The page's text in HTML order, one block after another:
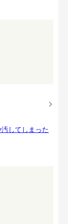
してしまった